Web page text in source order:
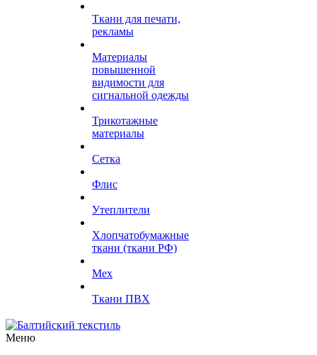
Ткани для печати,
рекламы
Материалы
повышенной
видимости для
сигнальной одежды
Трикотажные
материалы
Сетка
Флис
Утеплители
Хлопчатобумажные
ткани (ткани РФ)
Мех
Ткани ПВХ
Меню